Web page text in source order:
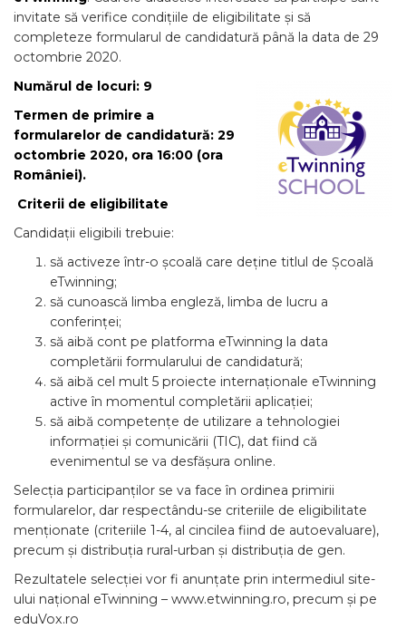
invitate să verifice condițiile de eligibilitate și să
completeze formularul de candidatură până la data de 29
octombrie 2020.
Numărul de locuri: 9
Termen de primire a
formularelor de candidatură: 29
octombrie 2020, ora 16:00 (ora
României).
Criterii de eligibilitate
Candidații eligibili trebuie:
să activeze într-o școală care deține titlul de Școală
eTwinning;
să cunoască limba engleză, limba de lucru a
conferinței;
să aibă cont pe platforma eTwinning la data
completării formularului de candidatură;
să aibă cel mult 5 proiecte internaționale eTwinning
active în momentul completării aplicației;
să aibă competențe de utilizare a tehnologiei
informației și comunicării (TIC), dat fiind că
evenimentul se va desfășura online.
Selecția participanților se va face în ordinea primirii
formularelor, dar respectându-se criteriile de eligibilitate
menționate (criteriile 1-4, al cincilea fiind de autoevaluare),
precum și distribuția rural-urban și distribuția de gen.
Rezultatele selecției vor fi anunțate prin intermediul site-
ului național eTwinning – www.etwinning.ro, precum și pe
eduVox.ro